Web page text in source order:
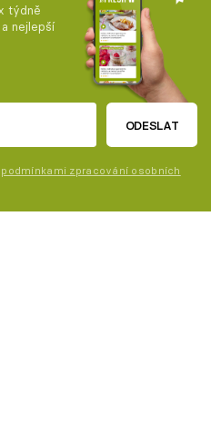
týdně
nejlepší
ODESLAT
podmínkami zpracování osobních